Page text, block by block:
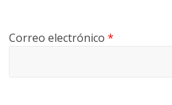
Correo electrónico*